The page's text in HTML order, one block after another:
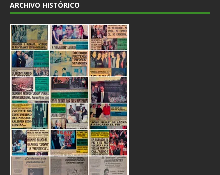
ARCHIVO HISTÓRICO